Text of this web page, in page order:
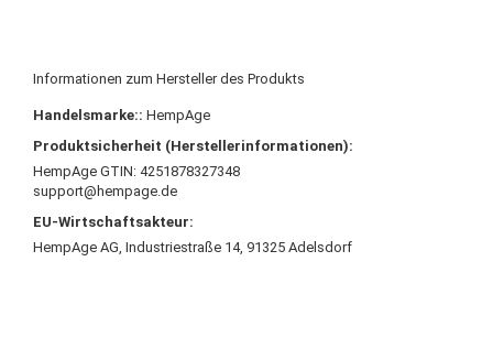
Informationen zum Hersteller des Produkts
Handelsmarke:: HempAge
Produktsicherheit (Herstellerinformationen):
HempAge GTIN: 4251878327348
support@hempage.de
EU-Wirtschaftsakteur:
HempAge AG, Industriestraße 14, 91325 Adelsdorf